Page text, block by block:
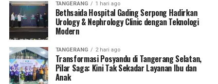
TANGERANG 1 hari ago
Bethsaida Hospital Gading Serpong Hadirkan
Urology & Nephrology Clinic dengan Teknologi
Modern
TANGERANG 2 hari ago
Transformasi Posyandu di Tangerang Selatan,
Pilar Saga: Kini Tak Sekadar Layanan Ibu dan
Anak